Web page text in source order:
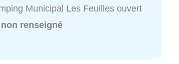
Municipal Les Feuilles ouvert
non renseigné